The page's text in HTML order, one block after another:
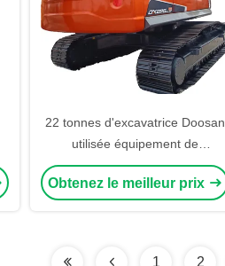
22 tonnes d'excavatrice Doosan
utilisée équipement de
creusement original coréen dans
la ferme
Obtenez le meilleur prix
1 2